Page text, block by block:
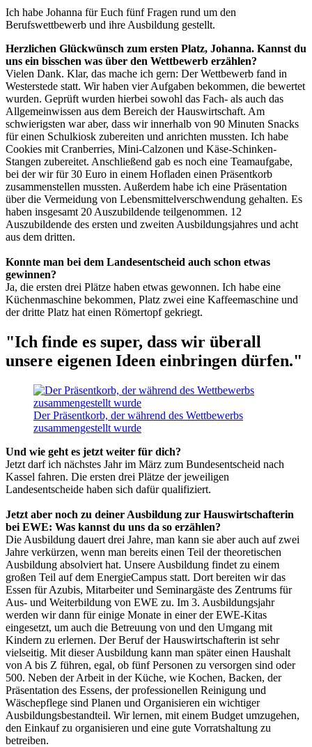
Ich habe Johanna für Euch fünf Fragen rund um den
Berufswettbewerb und ihre Ausbildung gestellt.
Herzlichen Glückwünsch zum ersten Platz, Johanna. Kannst du
uns ein bisschen was über den Wettbewerb erzählen?
Vielen Dank. Klar, das mache ich gern: Der Wettbewerb fand in
Westerstede statt. Wir haben vier Aufgaben bekommen, die bewertet
wurden. Geprüft wurden hierbei sowohl das Fach- als auch das
Allgemeinwissen aus dem Bereich der Hauswirtschaft. Am
schwierigsten war aber, dass wir innerhalb von 90 Minuten Snacks
für einen Schulkiosk zubereiten und anrichten mussten. Ich habe
Cookies mit Cranberries, Mini-Calzonen und Käse-Schinken-
Stangen zubereitet. Anschließend gab es noch eine Teamaufgabe,
bei der wir für 30 Euro in einem Hofladen einen Präsentkorb
zusammenstellen mussten. Außerdem habe ich eine Präsentation
über die Vermeidung von Lebensmittelverschwendung gehalten. Es
haben insgesamt 20 Auszubildende teilgenommen. 12
Auszubildende des ersten und zweiten Ausbildungsjahres und acht
aus dem dritten.
Konnte man bei dem Landesentscheid auch schon etwas
gewinnen?
Ja, die ersten drei Plätze haben etwas gewonnen. Ich habe eine
Küchenmaschine bekommen, Platz zwei eine Kaffeemaschine und
der dritte Platz hat einen Römertopf gekriegt.
"Ich finde es super, dass wir überall
unsere eigenen Ideen einbringen dürfen."
Der Präsentkorb, der während des Wettbewerbs
zusammengestellt wurde
Und wie geht es jetzt weiter für dich?
Jetzt darf ich nächstes Jahr im März zum Bundesentscheid nach
Kassel fahren. Die ersten drei Plätze der jeweiligen
Landesentscheide haben sich dafür qualifiziert.
Jetzt aber noch zu deiner Ausbildung zur Hauswirtschafterin
bei EWE: Was kannst du uns da so erzählen?
Die Ausbildung dauert drei Jahre, man kann sie aber auch auf zwei
Jahre verkürzen, wenn man bereits einen Teil der theoretischen
Ausbildung absolviert hat. Unsere Ausbildung findet zu einem
großen Teil auf dem EnergieCampus statt. Dort bereiten wir das
Essen für Azubis, Mitarbeiter und Seminargäste des Zentrums für
Aus- und Weiterbildung von EWE zu. Im 3. Ausbildungsjahr
werden wir dann für einige Monate in einer der EWE-Kitas
eingesetzt, um auch die Betreuung von und den Umgang mit
Kindern zu erlernen. Der Beruf der Hauswirtschafterin ist sehr
vielseitig. Mit dieser Ausbildung kann man später einen Haushalt
von A bis Z führen, egal, ob fünf Personen zu versorgen sind oder
500. Neben der Arbeit in der Küche, wie Kochen, Backen, der
Präsentation des Essens, der professionellen Reinigung und
Wäschepflege sind Planen und Organisieren ein wichtiger
Ausbildungsbestandteil. Wir lernen, mit einem Budget umzugehen,
den Einkauf zu organisieren und eine gute Vorratshaltung zu
betreiben.